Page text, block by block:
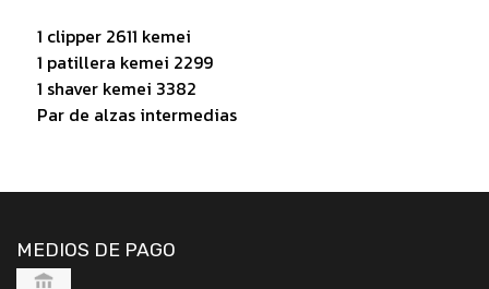
1 clipper 2611 kemei
1 patillera kemei 2299
1 shaver kemei 3382
Par de alzas intermedias
MEDIOS DE PAGO